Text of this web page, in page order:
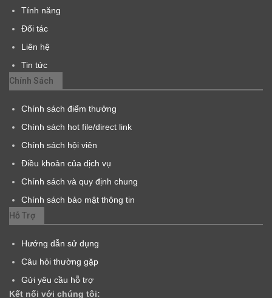
Tính năng
Đối tác
Liên hệ
Tin tức
Chính Sách
Chính sách điểm thưởng
Chính sách hot file/direct link
Chính sách hội viên
Điều khoản của dịch vụ
Chính sách và quy định chung
Chính sách bảo mật thông tin
Hỗ Trợ
Hướng dẫn sử dụng
Câu hỏi thường gặp
Gửi yêu cầu hỗ trợ
Kết nối với chúng tôi: